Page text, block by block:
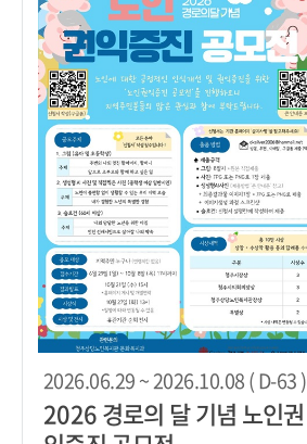
2026.06.29 ~ 2026.10.08 ( D-63 )
2026 경로의 달 기념 노인권